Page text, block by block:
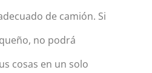
de camión. Si
no podrá
cosas en un solo